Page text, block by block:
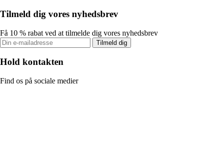
Tilmeld dig vores nyhedsbrev
Få 10 % rabat ved at tilmelde dig vores nyhedsbrev
Tilmeld dig
Hold kontakten
Find os på sociale medier